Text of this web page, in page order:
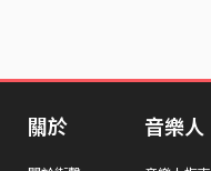
關於 音樂人